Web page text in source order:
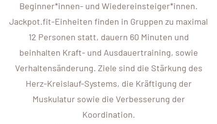
Beginner*innen- und Wiedereinsteiger*innen.
Jackpot.fit-Einheiten finden in Gruppen zu maximal
12 Personen statt, dauern 60 Minuten und
beinhalten Kraft- und Ausdauertraining, sowie
Verhaltensänderung. Ziele sind die Stärkung des
Herz-Kreislauf-Systems, die Kräftigung der
Muskulatur sowie die Verbesserung der
Koordination.